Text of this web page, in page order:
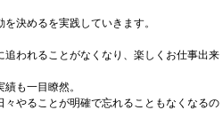
決めるを実践していきます。
われることがなくなり、楽しくお仕事出来
も一目瞭然。
やることが明確で忘れることもなくなるの